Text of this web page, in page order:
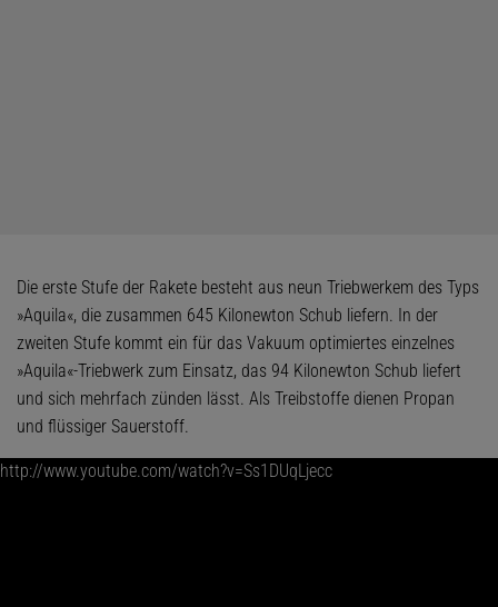
Die erste Stufe der Rakete besteht aus neun Triebwerkem des Typs
»Aquila«, die zusammen 645 Kilonewton Schub liefern. In der
zweiten Stufe kommt ein für das Vakuum optimiertes einzelnes
»Aquila«-Triebwerk zum Einsatz, das 94 Kilonewton Schub liefert
und sich mehrfach zünden lässt. Als Treibstoffe dienen Propan
und flüssiger Sauerstoff.
http://www.youtube.com/watch?v=Ss1DUqLjecc